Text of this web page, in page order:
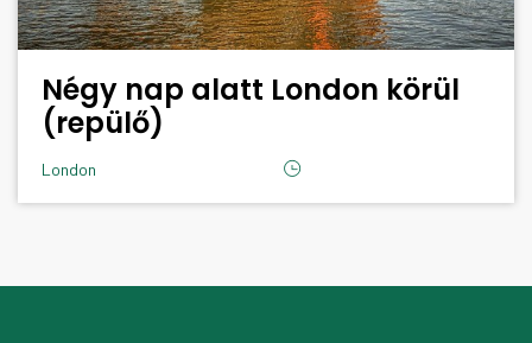
Négy nap alatt London körül
(repülő)
London